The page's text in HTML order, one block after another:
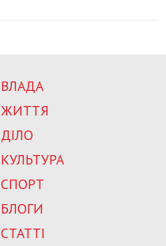
ВЛАДА
ЖИТТЯ
ДІЛО
КУЛЬТУРА
СПОРТ
БЛОГИ
СТАТТІ